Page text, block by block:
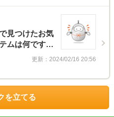
見つけたお気
ムは何です
更新：2024/02/16 20:56
を立てる